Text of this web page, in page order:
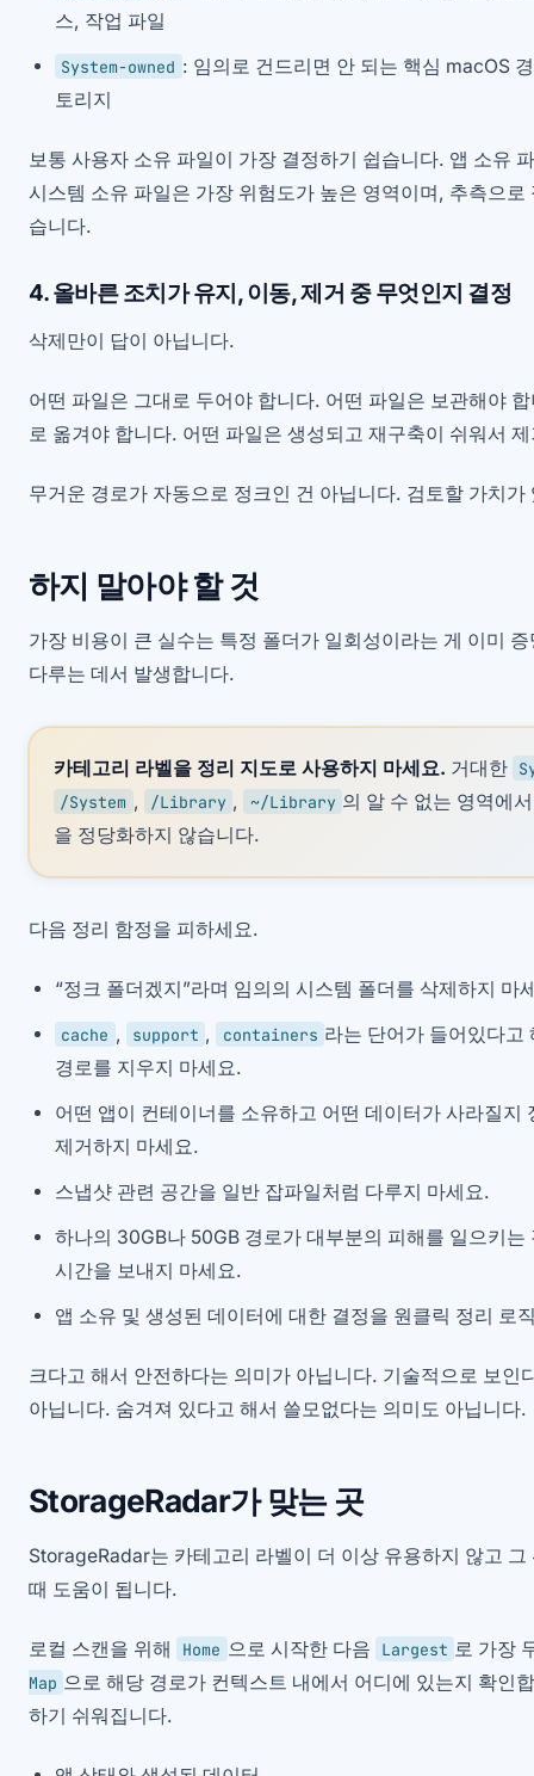
스, 작업 파일
System-owned : 임의로 건드리면 안 되는 핵심 macOS
토리지
보통 사용자 소유 파일이 가장 결정하기 쉽습니다. 앱 소유
시스템 소유 파일은 가장 위험도가 높은 영역이며, 추측으
습니다.
4. 올바른 조치가 유지, 이동, 제거 중 무엇인지 결정
삭제만이 답이 아닙니다.
어떤 파일은 그대로 두어야 합니다. 어떤 파일은 보관해야
로 옮겨야 합니다. 어떤 파일은 생성되고 재구축이 쉬워서
무거운 경로가 자동으로 정크인 건 아닙니다. 검토할 가치
하지 말아야 할 것
가장 비용이 큰 실수는 특정 폴더가 일회성이라는 게 이미
다루는 데서 발생합니다.
카테고리 라벨을 정리 지도로 사용하지 마세요. 거대한
/System , /Library , ~/Library 의 알 수 없는 영역에
을 정당화하지 않습니다.
다음 정리 함정을 피하세요.
“정크 폴더겠지”라며 임의의 시스템 폴더를 삭제하지 마
cache , support , containers 라는 단어가 들어있다고
경로를 지우지 마세요.
어떤 앱이 컨테이너를 소유하고 어떤 데이터가 사라질지
제거하지 마세요.
스냅샷 관련 공간을 일반 잡파일처럼 다루지 마세요.
하나의 30GB나 50GB 경로가 대부분의 피해를 일으키
시간을 보내지 마세요.
앱 소유 및 생성된 데이터에 대한 결정을 원클릭 정리 로
크다고 해서 안전하다는 의미가 아닙니다. 기술적으로 보인
아닙니다. 숨겨져 있다고 해서 쓸모없다는 의미도 아닙니다.
StorageRadar가 맞는 곳
StorageRadar는 카테고리 라벨이 더 이상 유용하지 않고
때 도움이 됩니다.
로컬 스캔을 위해 Home 으로 시작한 다음 Largest 로 가장
Map 으로 해당 경로가 컨텍스트 내에서 어디에 있는지 확인
하기 쉬워집니다.